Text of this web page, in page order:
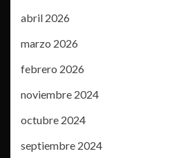
abril 2026
marzo 2026
febrero 2026
noviembre 2024
octubre 2024
septiembre 2024